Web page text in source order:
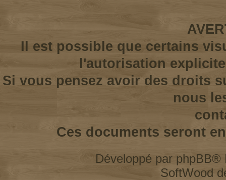
Il est possible que certains
l'autorisation
Si vous pensez avoir des droits
nous
Ces documents seront
Développé par phpBB®
SoftWood